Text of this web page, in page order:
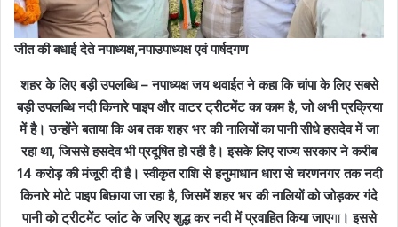
जीत की बधाई देते नपाध्यक्ष,नपाउपाध्यक्ष एवं पार्षदगण
शहर के लिए बड़ी उपलब्धि – नपाध्यक्ष जय थवाईत ने कहा कि चांपा के लिए सबसे
बड़ी उपलब्धि नदी किनारे पाइप और वाटर ट्रीटमेंट का काम है, जो अभी प्रक्रिया
में है। उन्होंने बताया कि अब तक शहर भर की नालियों का पानी सीधे हसदेव में जा
रहा था, जिससे हसदेव भी प्रदूषित हो रही है। इसके लिए राज्य सरकार ने करीब
14 करोड़ की मंजूरी दी है। स्वीकृत राशि से हनुमाधान धारा से चरणनगर तक नदी
किनारे मोटे पाइप बिछाया जा रहा है, जिसमें शहर भर की नालियों को जोड़कर गंदे
पानी को ट्रीटमेंट प्लांट के जरिए शुद्ध कर नदी में प्रवाहित किया जाएगा। इससे